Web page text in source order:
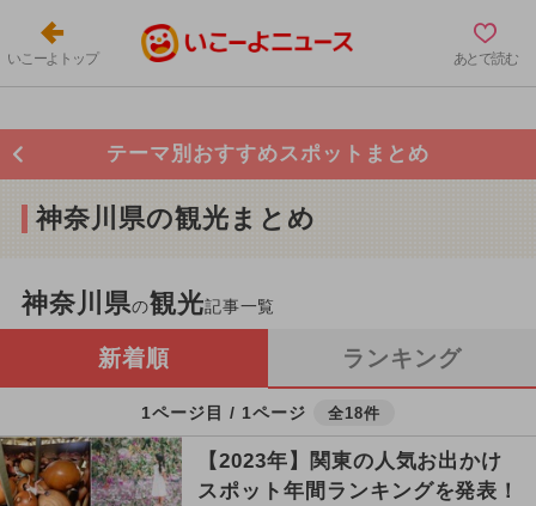
いこーよトップ あとで読む
テーマ別おすすめスポットまとめ
神奈川県の観光まとめ
神奈川県の観光記事一覧
新着順 ランキング
1ページ目 / 1ページ 全18件
【2023年】関東の人気お出かけ
スポット年間ランキングを発表！